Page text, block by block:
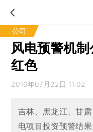
公司
风电预警机
红色
2016年07月22日 11:02
吉林、黑龙江、甘
电项目投资预警结